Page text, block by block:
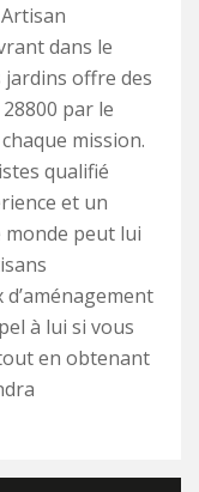
dans le
jardins offre des
par le
mission.
qualifié
et un
peut lui
à lui si vous
en obtenant